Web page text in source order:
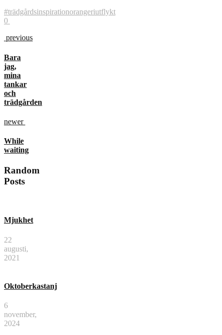
#trädgårdsinspirationorangeriutflykt
0
previous
Bara
jag,
mina
tankar
och
trädgården
newer
While
waiting
Random
Posts
Mjukhet
22
augusti,
2021
Oktoberkastanj
6
november,
2024